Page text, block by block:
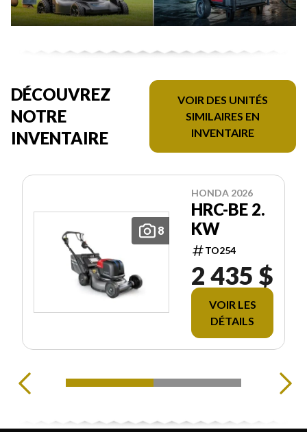
DÉCOUVREZ
NOTRE
INVENTAIRE
VOIR DES UNITÉS
SIMILAIRES EN
INVENTAIRE
8
HONDA 2026
HRC-BE 2.
KW
TO254
2 435 $
VOIR LES
DÉTAILS